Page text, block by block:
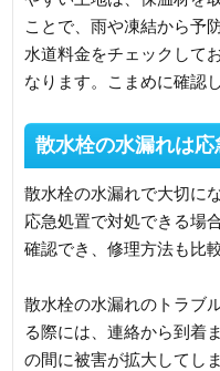
ことで、雨や凍結から予
水道料金をチェックして
なります。こまめに確認
散水栓の水漏れは
散水栓の水漏れで大切に
応急処置で対処できる場
確認でき、修理方法も比
散水栓の水漏れのトラブ
る際には、連絡から到着
の間に被害が拡大してし